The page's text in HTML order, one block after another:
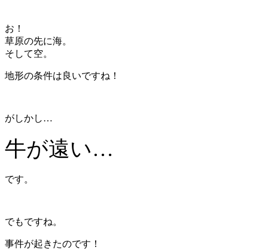
お！
草原の先に海。
そして空。
地形の条件は良いですね！
がしかし…
牛が遠い…
です。
でもですね。
事件が起きたのです！